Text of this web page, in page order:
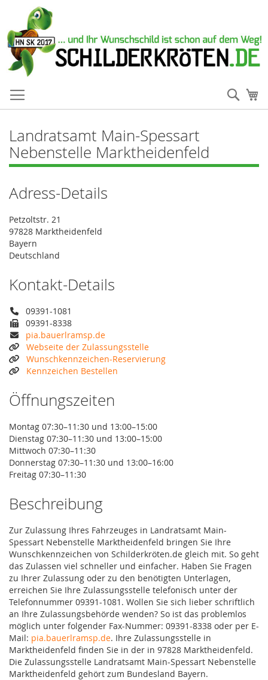
Landratsamt Main-Spessart
Nebenstelle Marktheidenfeld
Adress-Details
Petzoltstr. 21
97828 Marktheidenfeld
Bayern
Deutschland
Kontakt-Details
09391-1081
09391-8338
pia.bauerlramsp.de
Webseite der Zulassungsstelle
Wunschkennzeichen-Reservierung
Kennzeichen Bestellen
Öffnungszeiten
Montag 07:30–11:30 und 13:00–15:00
Dienstag 07:30–11:30 und 13:00–15:00
Mittwoch 07:30–11:30
Donnerstag 07:30–11:30 und 13:00–16:00
Freitag 07:30–11:30
Beschreibung
Zur Zulassung Ihres Fahrzeuges in Landratsamt Main-
Spessart Nebenstelle Marktheidenfeld bringen Sie Ihre
Wunschkennzeichen von Schilderkröten.de gleich mit. So geht
das Zulassen viel schneller und einfacher. Haben Sie Fragen
zu Ihrer Zulassung oder zu den benötigten Unterlagen,
erreichen Sie Ihre Zulassungsstelle telefonisch unter der
Telefonnummer 09391-1081. Wollen Sie sich lieber schriftlich
an Ihre Zulassungsbehörde wenden? So ist das problemlos
möglich unter folgender Fax-Nummer: 09391-8338 oder per E-
Mail: pia.bauerlramsp.de. Ihre Zulassungsstelle in
Marktheidenfeld finden Sie in der in 97828 Marktheidenfeld.
Die Zulassungsstelle Landratsamt Main-Spessart Nebenstelle
Marktheidenfeld gehört zum Bundesland Bayern.